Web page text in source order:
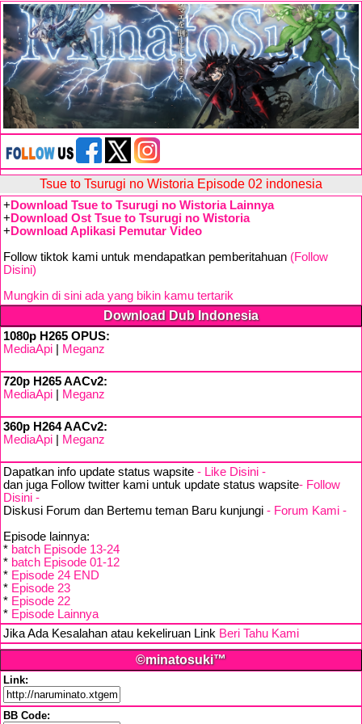
Tsue to Tsurugi no Wistoria Episode 02 indonesia
+ Download Tsue to Tsurugi no Wistoria Lainnya
+ Download Ost Tsue to Tsurugi no Wistoria
+ Download Aplikasi Pemutar Video
Follow tiktok kami untuk mendapatkan pemberitahuan (Follow
Disini)
Mungkin di sini ada yang bikin kamu tertarik
Download Dub Indonesia
1080p H265 OPUS:
MediaApi
Meganz
720p H265 AACv2:
MediaApi
Meganz
360p H264 AACv2:
MediaApi
Meganz
Dapatkan info update status wapsite - Like Disini -
dan juga Follow twitter kami untuk update status wapsite- Follow
Disini -
Diskusi Forum dan Bertemu teman Baru kunjungi - Forum Kami -
Episode lainnya:
* batch Episode 13-24
* batch Episode 01-12
* Episode 24 END
* Episode 23
* Episode 22
* Episode Lainnya
Jika Ada Kesalahan atau kekeliruan Link Beri Tahu Kami
©minatosuki™
Link:
BB Code: